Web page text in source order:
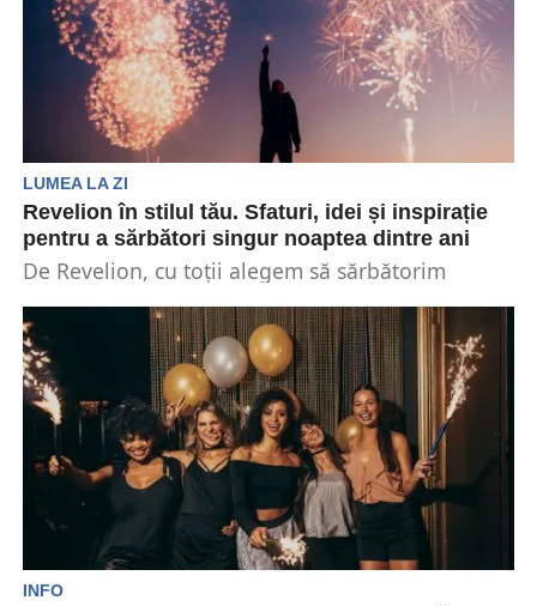
LUMEA LA ZI
Revelion în stilul tău. Sfaturi, idei și inspirație
pentru a sărbători singur noaptea dintre ani
De Revelion, cu toții alegem să sărbătorim
INFO